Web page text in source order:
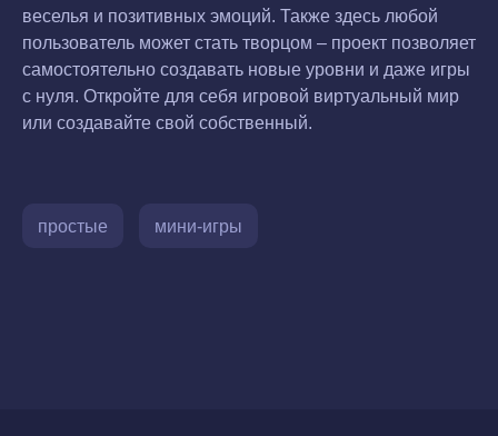
веселья и позитивных эмоций. Также здесь любой
пользователь может стать творцом – проект позволяет
самостоятельно создавать новые уровни и даже игры
с нуля. Откройте для себя игровой виртуальный мир
или создавайте свой собственный.
простые мини-игры